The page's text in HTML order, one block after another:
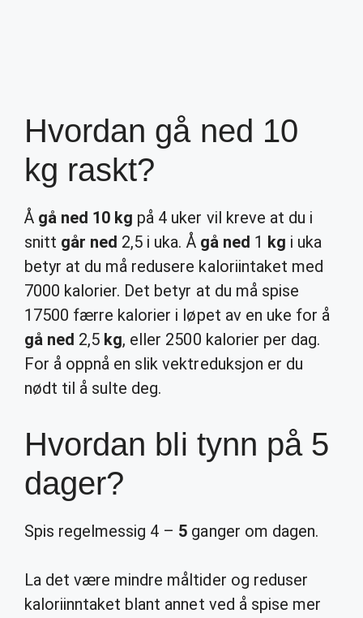
Hvordan gå ned 10
kg raskt?
Å gå ned 10 kg på 4 uker vil kreve at du i
snitt går ned 2,5 i uka. Å gå ned 1 kg i uka
betyr at du må redusere kaloriintaket med
7000 kalorier. Det betyr at du må spise
17500 færre kalorier i løpet av en uke for å
gå ned 2,5 kg, eller 2500 kalorier per dag.
For å oppnå en slik vektreduksjon er du
nødt til å sulte deg.
Hvordan bli tynn på 5
dager?
Spis regelmessig 4 – 5 ganger om dagen.
La det være mindre måltider og reduser
kaloriinntaket blant annet ved å spise mer